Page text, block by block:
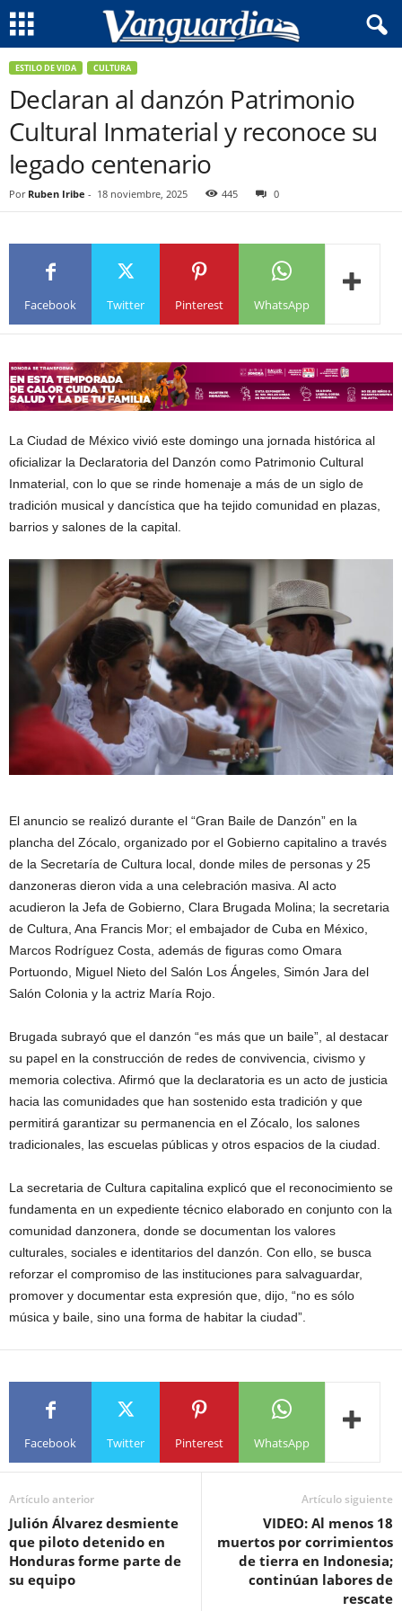
ESTILO DE VIDA CULTURA
Declaran al danzón Patrimonio
Cultural Inmaterial y reconoce su
legado centenario
Por Ruben Iribe - 18 noviembre, 2025 445 0
Facebook Twitter Pinterest WhatsApp
La Ciudad de México vivió este domingo una jornada histórica al
oficializar la Declaratoria del Danzón como Patrimonio Cultural
Inmaterial, con lo que se rinde homenaje a más de un siglo de
tradición musical y dancística que ha tejido comunidad en plazas,
barrios y salones de la capital.
El anuncio se realizó durante el “Gran Baile de Danzón” en la
plancha del Zócalo, organizado por el Gobierno capitalino a través
de la Secretaría de Cultura local, donde miles de personas y 25
danzoneras dieron vida a una celebración masiva. Al acto
acudieron la Jefa de Gobierno, Clara Brugada Molina; la secretaria
de Cultura, Ana Francis Mor; el embajador de Cuba en México,
Marcos Rodríguez Costa, además de figuras como Omara
Portuondo, Miguel Nieto del Salón Los Ángeles, Simón Jara del
Salón Colonia y la actriz María Rojo.
Brugada subrayó que el danzón “es más que un baile”, al destacar
su papel en la construcción de redes de convivencia, civismo y
memoria colectiva. Afirmó que la declaratoria es un acto de justicia
hacia las comunidades que han sostenido esta tradición y que
permitirá garantizar su permanencia en el Zócalo, los salones
tradicionales, las escuelas públicas y otros espacios de la ciudad.
La secretaria de Cultura capitalina explicó que el reconocimiento se
fundamenta en un expediente técnico elaborado en conjunto con la
comunidad danzonera, donde se documentan los valores
culturales, sociales e identitarios del danzón. Con ello, se busca
reforzar el compromiso de las instituciones para salvaguardar,
promover y documentar esta expresión que, dijo, “no es sólo
música y baile, sino una forma de habitar la ciudad”.
Facebook Twitter Pinterest WhatsApp
Artículo anterior
Julión Álvarez desmiente
que piloto detenido en
Honduras forme parte de
su equipo
Artículo siguiente
VIDEO: Al menos 18
muertos por corrimientos
de tierra en Indonesia;
continúan labores de
rescate